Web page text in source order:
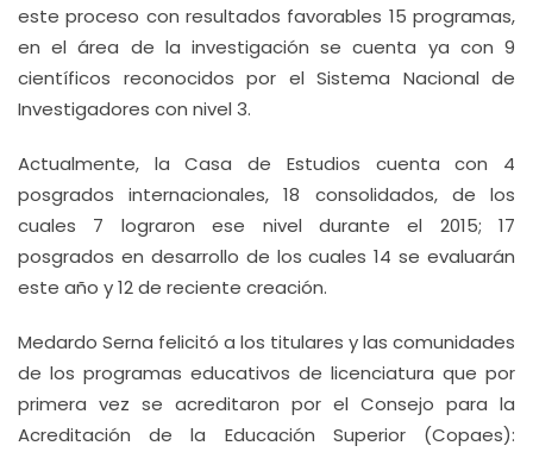
este proceso con resultados favorables 15 programas,
en el área de la investigación se cuenta ya con 9
científicos reconocidos por el Sistema Nacional de
Investigadores con nivel 3.
Actualmente, la Casa de Estudios cuenta con 4
posgrados internacionales, 18 consolidados, de los
cuales 7 lograron ese nivel durante el 2015; 17
posgrados en desarrollo de los cuales 14 se evaluarán
este año y 12 de reciente creación.
Medardo Serna felicitó a los titulares y las comunidades
de los programas educativos de licenciatura que por
primera vez se acreditaron por el Consejo para la
Acreditación de la Educación Superior (Copaes):